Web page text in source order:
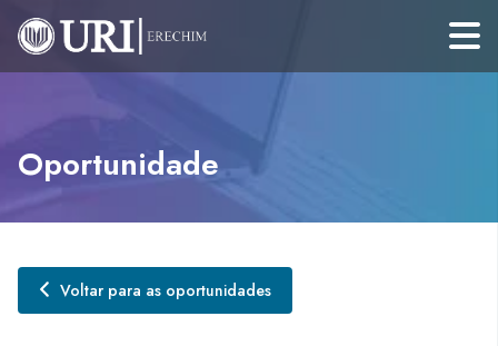
Oportunidade
Voltar para as oportunidades